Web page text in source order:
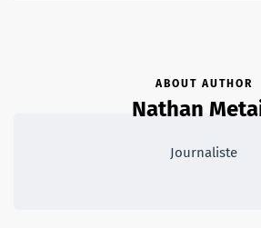
ABOUT AUTHOR
Nathan
Journaliste